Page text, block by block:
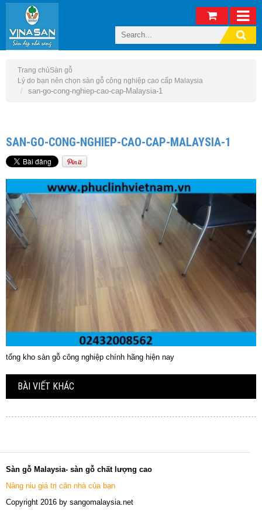
Trang chủSàn gỗ
Lý do bạn nên chọn sàn gỗ công nghiệp cao cấp Malaysia
san-go-cong-nghiep-cao-cap-Malaysia-1
SAN-GO-CONG-NGHIEP-CAO-CAP-MALAYSIA-1
tổng kho sàn gỗ công nghiệp chính hãng hiện nay
BÀI VIẾT KHÁC
Sàn gỗ Malaysia- sàn gỗ chất lượng cao
Nâng niu giá trị căn nhà của bạn
Copyright 2016 by sangomalaysia.net